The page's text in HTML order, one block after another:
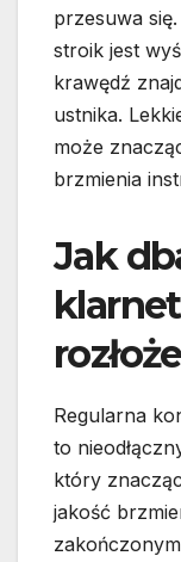
przesuwa
stroik jest
krawędź
ustnika.
może
brzmienia
Jak
Regularna
to
który
jakość